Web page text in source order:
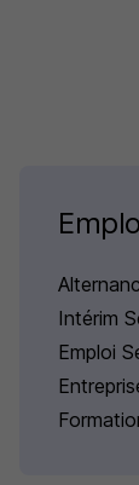
Intérim
Emploi